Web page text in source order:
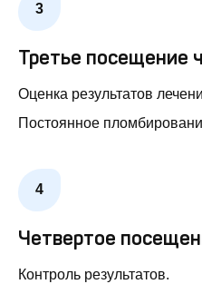
Третье посещение
Оценка результатов
Постоянное
Четвертое
Контроль результатов.